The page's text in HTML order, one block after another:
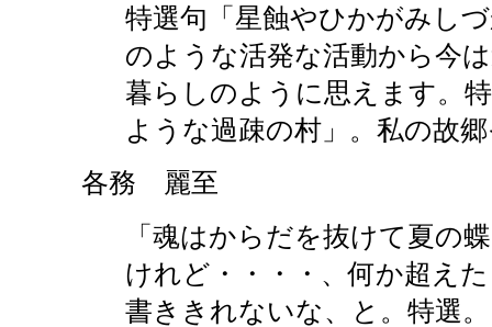
特選句「星蝕やひかがみし
のような活発な活動から今
暮らしのように思えます。
ような過疎の村」。私の故
各務 麗至
「魂はからだを抜けて夏の
けれど・・・・、何か超え
書ききれないな、と。特選